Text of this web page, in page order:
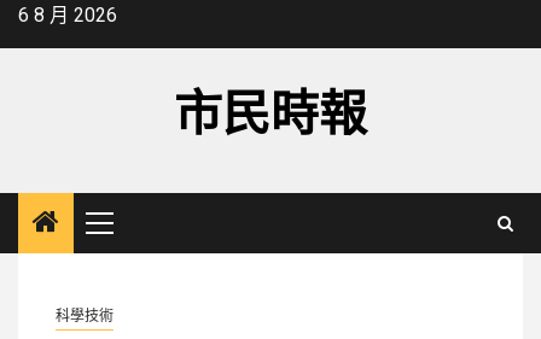
Skip6 8 月 2026
市民時報
Primary
Menu
科學技術